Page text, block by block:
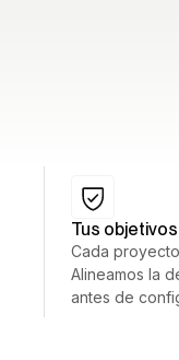
Tus
Cada
Alineamos la
antes de